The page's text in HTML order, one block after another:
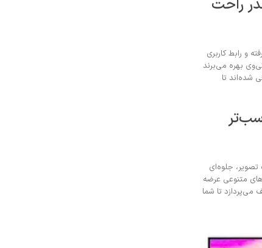
راحت
و رابط کاربری
بهره می‌برند
شده‌اند تا
جلوه‌ای
متنوعی عرضه
می‌پردازد تا شما